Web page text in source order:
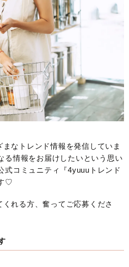
なトレンド情報を発信していま
る情報をお届けしたいという思い
式コミュニティ『4yuuuトレンド
♡
れる方、奮ってご応募くださ